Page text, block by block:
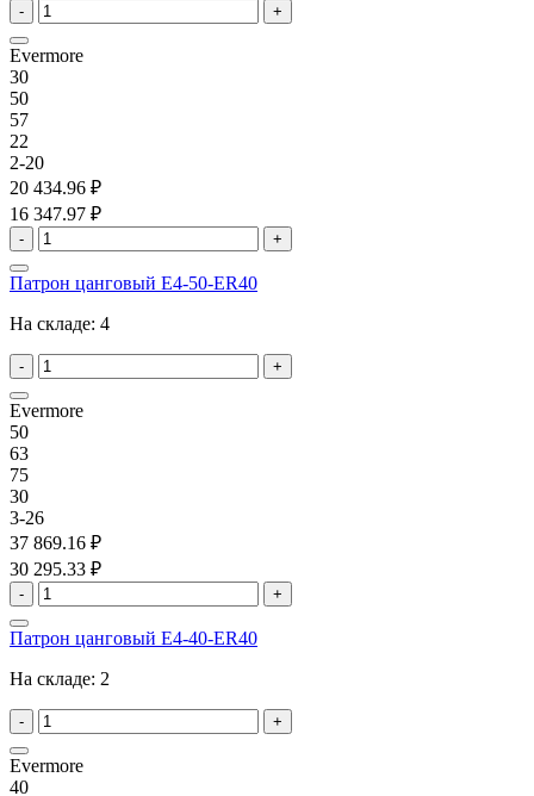
- +
Evermore
30
50
57
22
2-20
20 434.96 ₽
16 347.97 ₽
- +
Патрон цанговый E4-50-ER40
На складе: 4
- +
Evermore
50
63
75
30
3-26
37 869.16 ₽
30 295.33 ₽
- +
Патрон цанговый E4-40-ER40
На складе: 2
- +
Evermore
40